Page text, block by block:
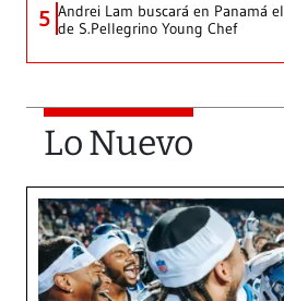
5 Andrei Lam buscará en Panamá
de S.Pellegrino Young Chef
Lo Nuevo